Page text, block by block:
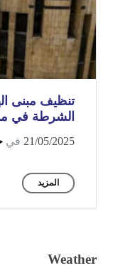
تنظيف مبنى
الشرطة في
21/05/2025 في
المزيد
Weather